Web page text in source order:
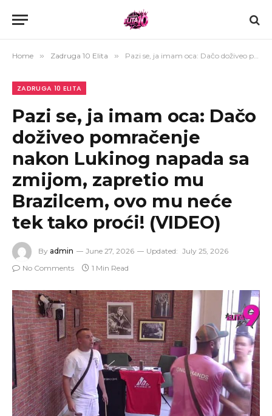
Home » Zadruga 10 Elita » Pazi se, ja imam oca: Dačo doživeo pomračenje nakon Lukinog napada sa zmijom, zapretio mu Brazilcem, ovo mu neće tek tako proći! (VIDEO)
ZADRUGA 10 ELITA
Pazi se, ja imam oca: Dačo
doživeo pomračenje
nakon Lukinog napada sa
zmijom, zapretio mu
Brazilcem, ovo mu neće
tek tako proći! (VIDEO)
By admin June 27, 2026 Updated: July 25, 2026
No Comments
1 Min Read